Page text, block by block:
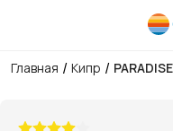
Главная / Кипр /